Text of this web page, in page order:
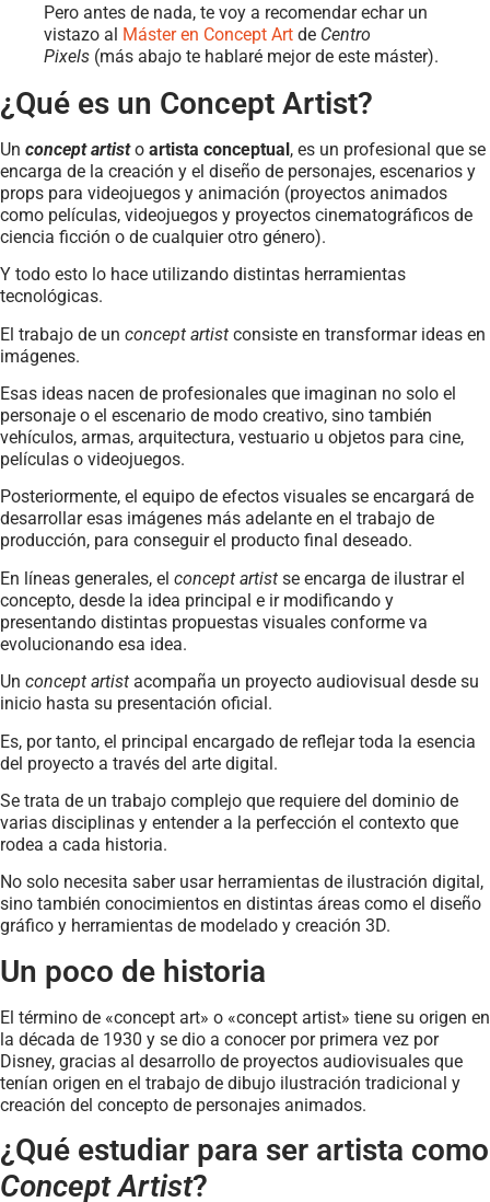
Pero antes de nada, te voy a recomendar echar un
vistazo al Máster en Concept Art de Centro
Pixels (más abajo te hablaré mejor de este máster).
¿Qué es un Concept Artist?
Un concept artisto artista conceptual, es un profesional que se
encarga de la creación y el diseño de personajes, escenarios y
props para videojuegos y animación (proyectos animados
como películas, videojuegos y proyectos cinematográficos de
ciencia ficción o de cualquier otro género).
Y todo esto lo hace utilizando distintas herramientas
tecnológicas.
El trabajo de un concept artist consiste en transformar ideas en
imágenes.
Esas ideas nacen de profesionales que imaginan no solo el
personaje o el escenario de modo creativo, sino también
vehículos, armas, arquitectura, vestuario u objetos para cine,
películas o videojuegos.
Posteriormente, el equipo de efectos visuales se encargará de
desarrollar esas imágenes más adelante en el trabajo de
producción, para conseguir el producto final deseado.
En líneas generales, el concept artist se encarga de ilustrar el
concepto, desde la idea principal e ir modificando y
presentando distintas propuestas visuales conforme va
evolucionando esa idea.
Un concept artist acompaña un proyecto audiovisual desde su
inicio hasta su presentación oficial.
Es, por tanto, el principal encargado de reflejar toda la esencia
del proyecto a través del arte digital.
Se trata de un trabajo complejo que requiere del dominio de
varias disciplinas y entender a la perfección el contexto que
rodea a cada historia.
No solo necesita saber usar herramientas de ilustración digital,
sino también conocimientos en distintas áreas como el diseño
gráfico y herramientas de modelado y creación 3D.
Un poco de historia
El término de «concept art» o «concept artist» tiene su origen en
la década de 1930 y se dio a conocer por primera vez por
Disney, gracias al desarrollo de proyectos audiovisuales que
tenían origen en el trabajo de dibujo ilustración tradicional y
creación del concepto de personajes animados.
¿Qué estudiar para ser artista como
Concept Artist?